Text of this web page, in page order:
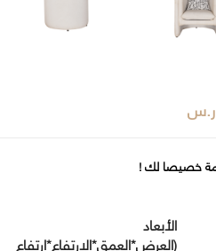
ر.س
الأبعاد
(العرض*العمق*الارتفاع*ارتفاع